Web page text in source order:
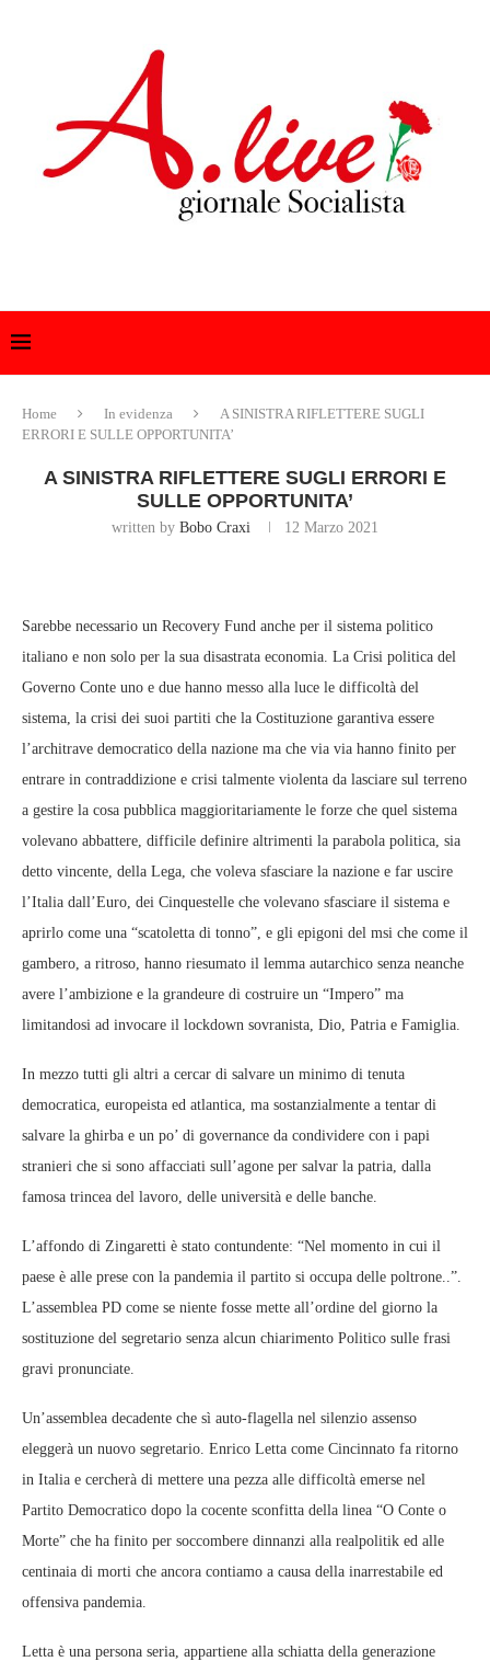
Home In evidenza
A SINISTRA RIFLETTERE SUGLI
ERRORI E SULLE OPPORTUNITA’
A SINISTRA RIFLETTERE SUGLI ERRORI E
SULLE OPPORTUNITA’
written by Bobo Craxi 12 Marzo 2021
Sarebbe necessario un Recovery Fund anche per il sistema politico
italiano e non solo per la sua disastrata economia. La Crisi politica del
Governo Conte uno e due hanno messo alla luce le difficoltà del
sistema, la crisi dei suoi partiti che la Costituzione garantiva essere
l’architrave democratico della nazione ma che via via hanno finito per
entrare in contraddizione e crisi talmente violenta da lasciare sul terreno
a gestire la cosa pubblica maggioritariamente le forze che quel sistema
volevano abbattere, difficile definire altrimenti la parabola politica, sia
detto vincente, della Lega, che voleva sfasciare la nazione e far uscire
l’Italia dall’Euro, dei Cinquestelle che volevano sfasciare il sistema e
aprirlo come una “scatoletta di tonno”, e gli epigoni del msi che come il
gambero, a ritroso, hanno riesumato il lemma autarchico senza neanche
avere l’ambizione e la grandeure di costruire un “Impero” ma
limitandosi ad invocare il lockdown sovranista, Dio, Patria e Famiglia.
In mezzo tutti gli altri a cercar di salvare un minimo di tenuta
democratica, europeista ed atlantica, ma sostanzialmente a tentar di
salvare la ghirba e un po’ di governance da condividere con i papi
stranieri che si sono affacciati sull’agone per salvar la patria, dalla
famosa trincea del lavoro, delle università e delle banche.
L’affondo di Zingaretti è stato contundente: “Nel momento in cui il
paese è alle prese con la pandemia il partito si occupa delle poltrone..”.
L’assemblea PD come se niente fosse mette all’ordine del giorno la
sostituzione del segretario senza alcun chiarimento Politico sulle frasi
gravi pronunciate.
Un’assemblea decadente che sì auto-flagella nel silenzio assenso
eleggerà un nuovo segretario. Enrico Letta come Cincinnato fa ritorno
in Italia e cercherà di mettere una pezza alle difficoltà emerse nel
Partito Democratico dopo la cocente sconfitta della linea “O Conte o
Morte” che ha finito per soccombere dinnanzi alla realpolitik ed alle
centinaia di morti che ancora contiamo a causa della inarrestabile ed
offensiva pandemia.
Letta è una persona seria, appartiene alla schiatta della generazione